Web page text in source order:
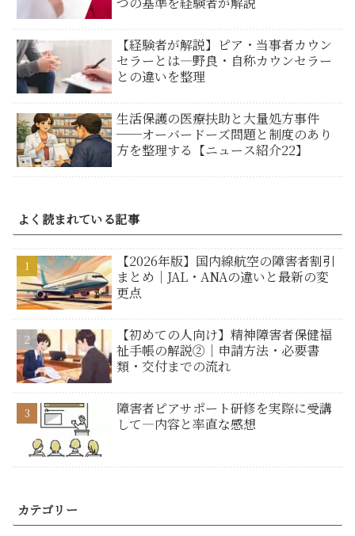
【経験者が解説】ピア・当事者カウン
セラーとは―野良・自称カウンセラー
との違いを整理
生活保護の医療扶助と大量処方事件
──オーバードーズ問題と制度のあり
方を整理する【ニュース紹介22】
よく読まれている記事
【2026年版】国内線航空の障害者割引
まとめ｜JAL・ANAの違いと最新の変
更点
【初めての人向け】精神障害者保健福
祉手帳の解説②｜申請方法・必要書
類・交付までの流れ
障害者ピアサポート研修を実際に受講
して―内容と率直な感想
カテゴリー